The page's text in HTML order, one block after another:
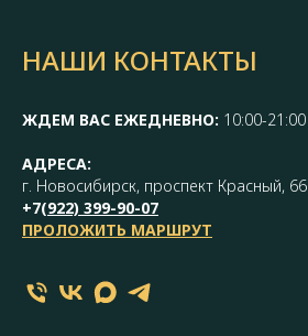
НАШИ КОНТАКТЫ
ЖДЕМ ВАС ЕЖЕДНЕВНО: 10:00-21:00
АДРЕСА:
г. Новосибирск, проспект Красный, 66
+7(922) 399-90-07
ПРОЛОЖИТЬ МАРШРУТ